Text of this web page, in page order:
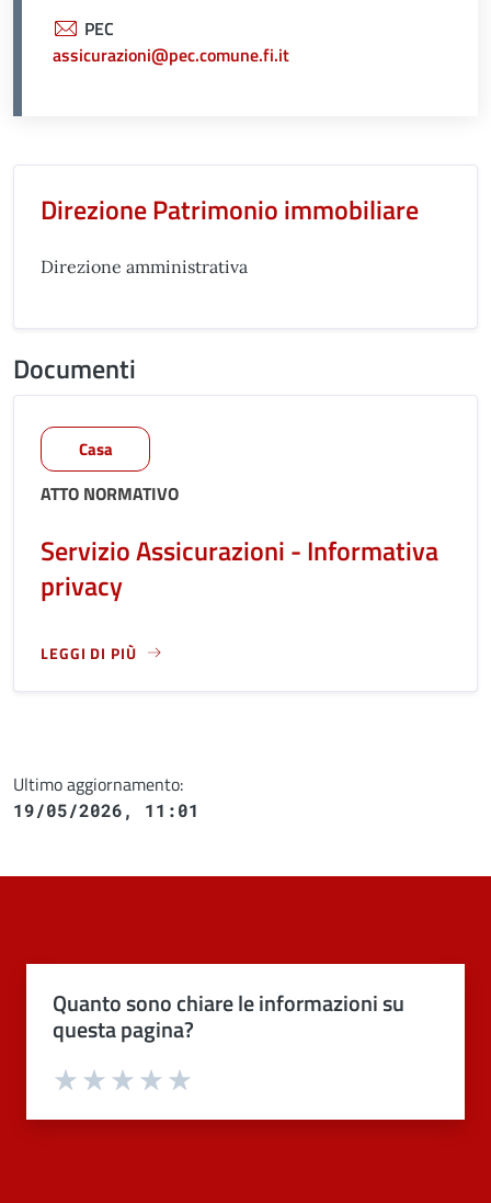
PEC
assicurazioni@pec.comune.fi.it
Direzione Patrimonio immobiliare
Direzione amministrativa
Documenti
Casa
ATTO NORMATIVO
Servizio Assicurazioni - Informativa
privacy
LEGGI DI PIÙ
LEGGI ANCORA RIGUARDO A: SERVIZIO ASSICURAZIONI -
Ultimo aggiornamento:
19/05/2026, 11:01
Quanto sono chiare le informazioni su
questa pagina?
Valuta 4 stelle su 5
Valuta 3 stelle su 5
Valuta 2 stelle su 5
Valuta 1 stelle su 5